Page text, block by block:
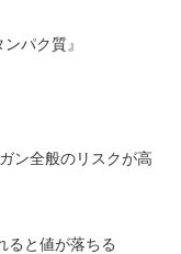
パク質』
ン全般のリスクが高
ると値が落ちる